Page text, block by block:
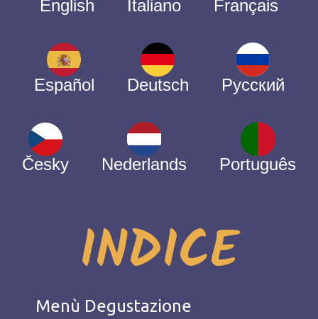
English Italiano Français
Español Deutsch Русский
Česky Nederlands Português
INDICE
Menù Degustazione